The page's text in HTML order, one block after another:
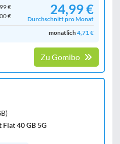
€
€ 24,99 €
Durchschnitt pro Monat
monatlich4,71 €
Zu Gomibo
40 GB 5G